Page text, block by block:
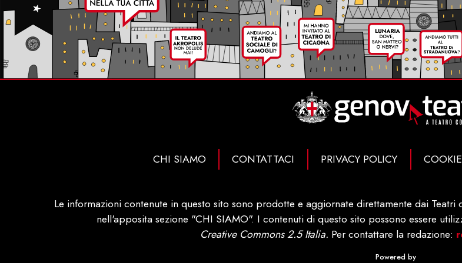
CHI SIAMO CONTATTACI PRIVACY POLICY
Le informazioni contenute in questo sito sono prodotte e aggiornate direttamente dai
nell'apposita sezione "CHI SIAMO". I contenuti di questo sito possono essere
Creative Commons 2.5 Italia. Per contattare la redazione:
Powered by